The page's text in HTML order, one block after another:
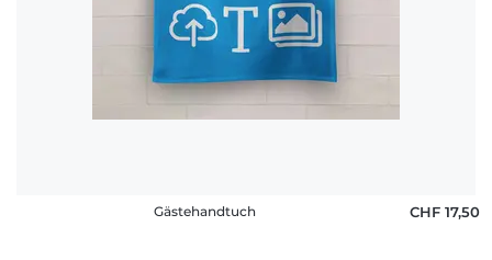
Gästehandtuch CHF 17,50